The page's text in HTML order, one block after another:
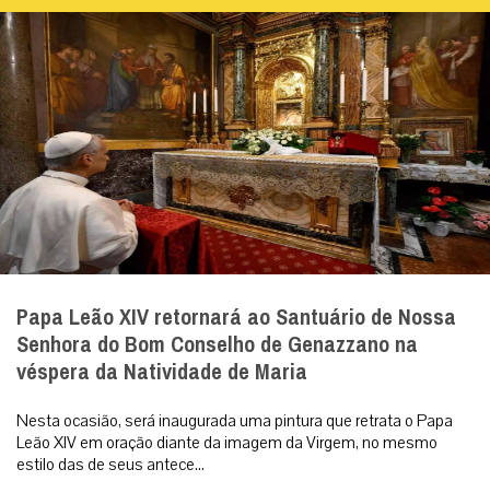
Papa Leão XIV retornará ao Santuário de Nossa
Senhora do Bom Conselho de Genazzano na
véspera da Natividade de Maria
Nesta ocasião, será inaugurada uma pintura que retrata o Papa
Leão XIV em oração diante da imagem da Virgem, no mesmo
estilo das de seus antece...